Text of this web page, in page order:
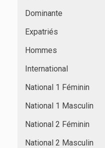
Dominante
Expatriés
Hommes
International
National 1 Féminin
National 1 Masculin
National 2 Féminin
National 2 Masculin